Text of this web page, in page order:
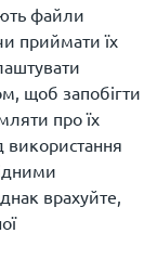
файли
приймати їх
щоб запобігти
про їх
використання
врахуйте,